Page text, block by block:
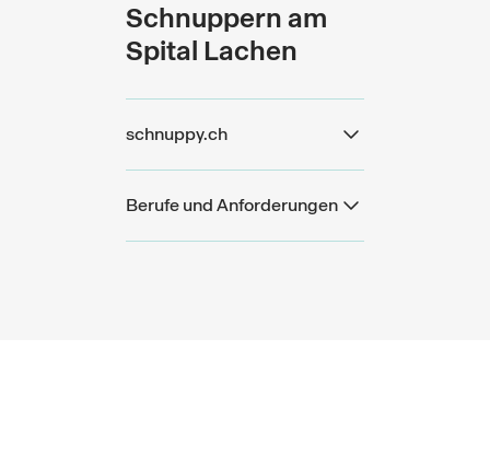
Schnuppern am
Spital Lachen
schnuppy.ch
Berufe und Anforderungen